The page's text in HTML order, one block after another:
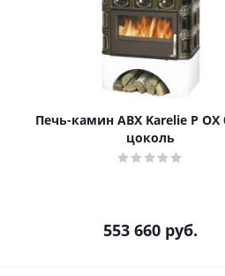
Печь-камин ABX Karelie P
цоколь
553 660руб.